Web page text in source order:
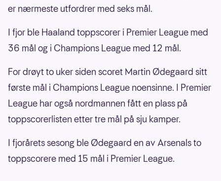
er nærmeste utfordrer med seks mål.
I fjor ble Haaland toppscorer i Premier League med
36 mål og i Champions League med 12 mål.
For drøyt to uker siden scoret Martin Ødegaard sitt
første mål i Champions League noensinne. I Premier
League har også nordmannen fått en plass på
toppscorerlisten etter tre mål på sju kamper.
I fjorårets sesong ble Ødegaard en av Arsenals to
toppscorere med 15 mål i Premier League.